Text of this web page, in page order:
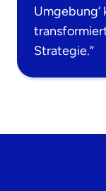
Umgebung‘
Strategie.“